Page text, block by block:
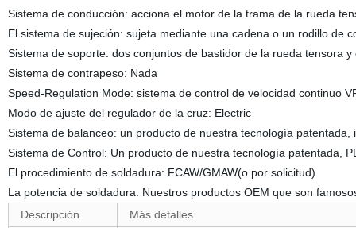
Sistema de conducción: acciona el motor de la trama de la rueda
El sistema de sujeción: sujeta mediante una cadena o un rodillo de
Sistema de soporte: dos conjuntos de bastidor de la rueda tensora
Sistema de contrapeso: Nada
Speed-Regulation Mode: sistema de control de velocidad continuo
Modo de ajuste del regulador de la cruz: Electric
Sistema de balanceo: un producto de nuestra tecnología
Sistema de Control: Un producto de nuestra tecnología patentada,
El procedimiento de soldadura: FCAW/GMAW(o por solicitud)
La potencia de soldadura: Nuestros productos OEM que son
Descripción
Más detalles